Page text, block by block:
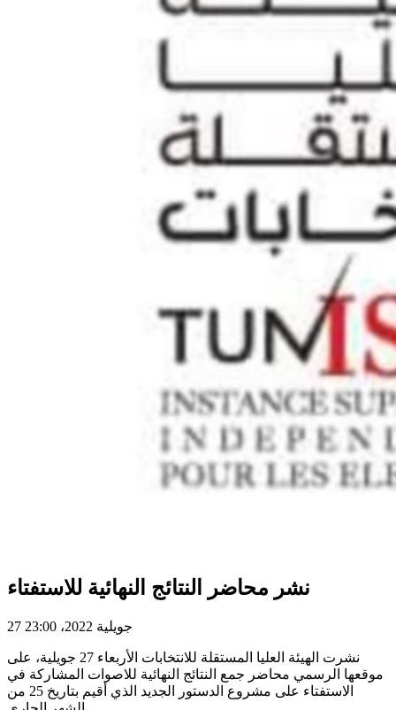
نشر محاضر النتائج النهائية للاستفتاء
27 جويلية 2022، 23:00
نشرت الهيئة العليا المستقلة للانتخابات الأربعاء 27 جويلية، على
موقعها الرسمي محاضر جمع النتائج النهائية للاصوات المشاركة في
الاستفتاء على مشروع الدستور الجديد الذي أقيم بتاريخ 25 من